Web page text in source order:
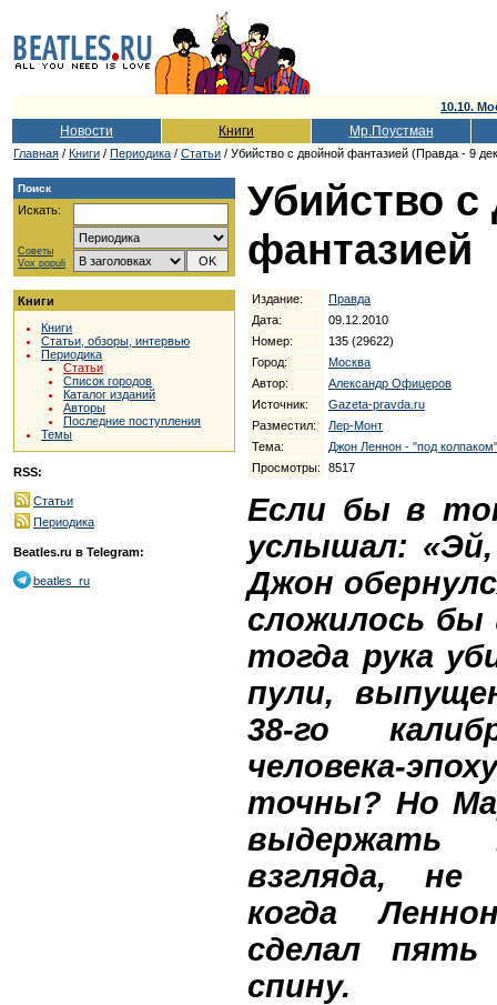
10.10.
Новости Книги Мр.Поустман
Главная / Книги / Периодика / Статьи / Убийство с двойной фантазией (Правда - 9
Поиск
Искать:
Советы
Vox populi
Книги
Книги
Статьи, обзоры, интервью
Периодика
Статьи
Список городов
Каталог изданий
Авторы
Последние поступления
Темы
RSS:
Статьи
Периодика
Beatles.ru в Telegram:
beatles_ru
Убийство с
фантазией
Издание:
Правда
Дата:
09.12.2010
Номер:
135 (29622)
Город:
Москва
Автор:
Александр Офицеров
Источник:
Gazeta-pravda.ru
Разместил:
Лер-Монт
Тема:
Джон Леннон - "под
Просмотры:
8517
Если бы в
услышал:
Джон
сложилось
тогда рука
пули,
38-го
человека-
точны? Но
выдержать
взгляда, не
когда
сделал
спину.